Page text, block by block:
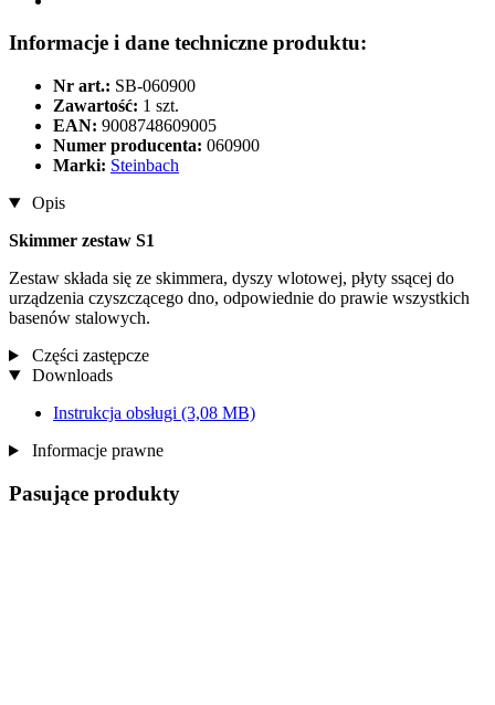
Informacje i dane techniczne produktu:
Nr art.: SB-060900
Zawartość: 1 szt.
EAN: 9008748609005
Numer producenta: 060900
Marki: Steinbach
Opis
Skimmer zestaw S1
Zestaw składa się ze skimmera, dyszy wlotowej, płyty ssącej do
urządzenia czyszczącego dno, odpowiednie do prawie wszystkich
basenów stalowych.
Części zastępcze
Downloads
Instrukcja obsługi (3,08 MB)
Informacje prawne
Pasujące produkty